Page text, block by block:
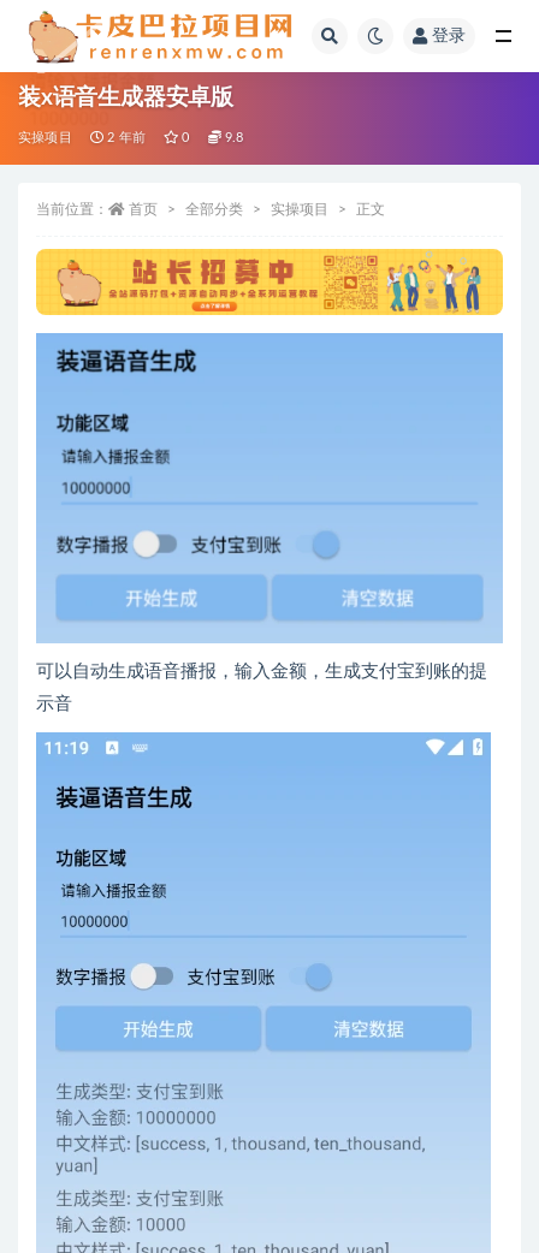
登录
装x语音生成器安卓版
实操项目 2 年前 0 9.8
当前位置： 首页 全部分类 实操项目 正文
可以自动生成语音播报，输入金额，生成支付宝到账的提
示音
全部